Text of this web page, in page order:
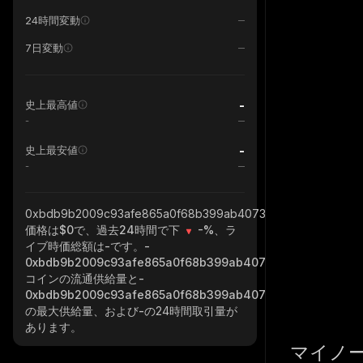
24時間変動
7日変動
史上最高値 -
-
史上最安値 -
-
価格は$0で、過去24時間で下
-% 、ラ
イブ時価総額は-です。 -
コインの流通供給量と -
の最大供給量、および-の24時間取引量が
あります。
マイノ